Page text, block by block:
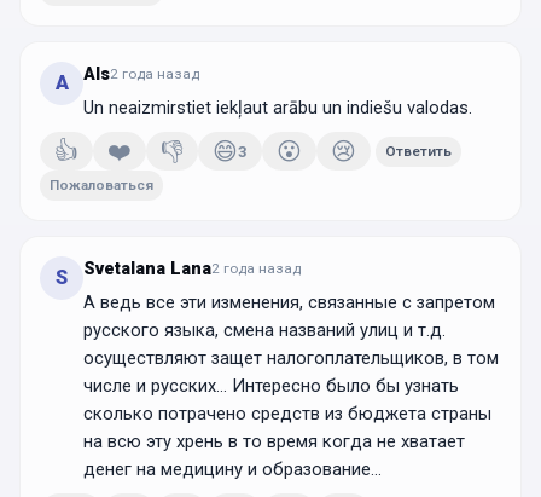
A Als2 года назад
Un neaizmirstiet iekļaut arābu un indiešu valodas.
👍 ❤️ 👎 😄3 😮 😢 Ответить
Пожаловаться
S Svetalana Lana2 года назад
А ведь все эти изменения, связанные с запретом
русского языка, смена названий улиц и т.д.
осуществляют защет налогоплательщиков, в том
числе и русских... Интересно было бы узнать
сколько потрачено средств из бюджета страны
на всю эту хрень в то время когда не хватает
денег на медицину и образование...